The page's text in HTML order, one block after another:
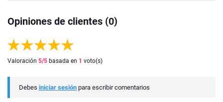
Opiniones de clientes (0)
Valoración 5/5 basada en 1 voto(s)
Debes iniciar sesión para escribir comentarios